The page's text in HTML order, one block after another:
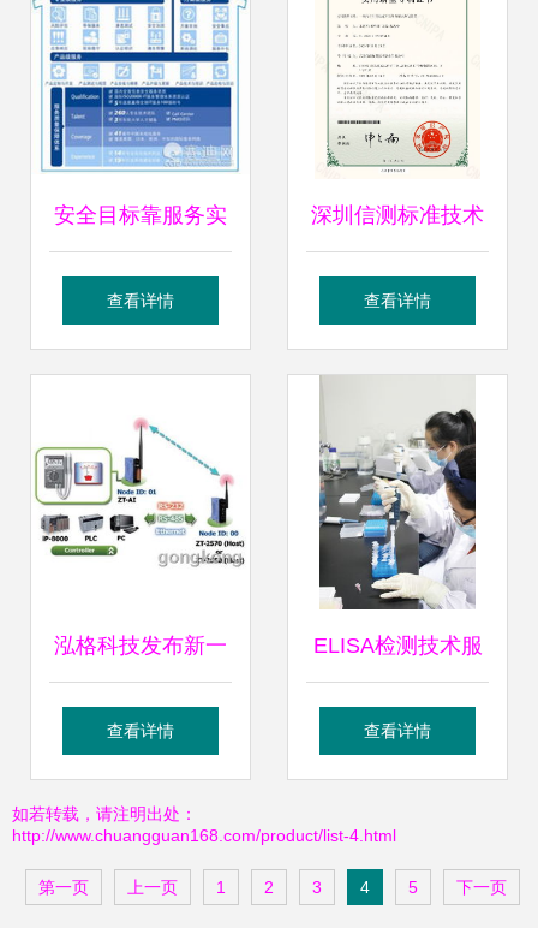
安全目标靠服务实
现 中国信息安全服
技术
查看详情
深圳信测标准技术
服务股份在游戏软
的应用
查看详情
泓格科技发布新一
代工业控制器 zt
查看详情
ELISA检测技术服
务介绍
查看详情
如若转载，请注明出处：
http://www.chuangguan168.com/product/list-4.html
第一页 上一页 1 2 3 4 5 下一页